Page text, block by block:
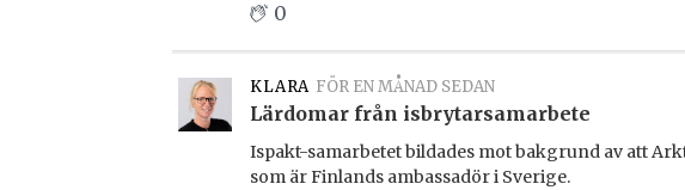
0
FÖR EN MÅNAD SEDAN
KLARA
Lärdomar från isbrytarsamarbete
Ispakt-samarbetet bildades mot bakgrund av att
som är Finlands ambassadör i Sverige.